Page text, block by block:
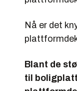
Nå er det
Blant de
til